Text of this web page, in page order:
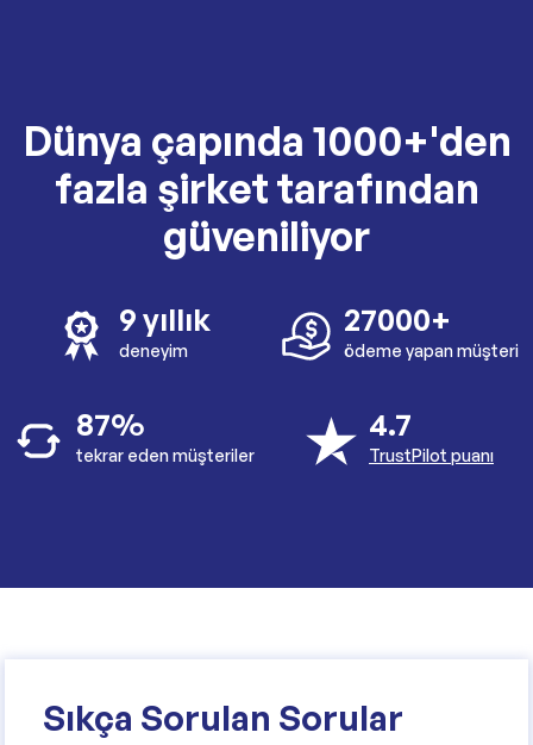
Dünya çapında 1000+'den
fazla şirket tarafından
güveniliyor
9 yıllık
deneyim
27000+
ödeme yapan müşteri
87%
tekrar eden müşteriler
4.7
TrustPilot puanı
Sıkça Sorulan Sorular